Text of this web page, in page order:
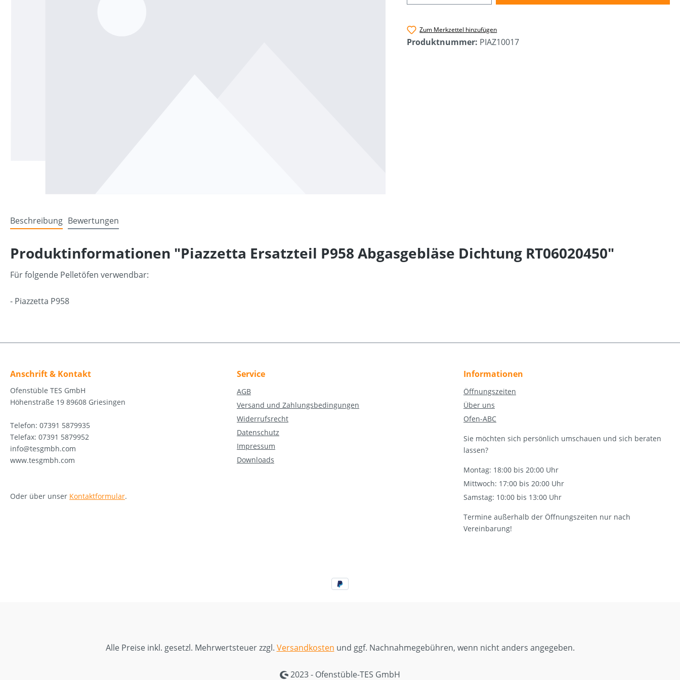
Zum Merkzettel hinzufügen
Produktnummer: PIAZ10017
Beschreibung Bewertungen
Produktinformationen "Piazzetta Ersatzteil P958 Abgasgebläse Dichtung RT06020450"
Für folgende Pelletöfen verwendbar:
- Piazzetta P958
Anschrift & Kontakt
Ofenstüble TES GmbH
Höhenstraße 19 89608 Griesingen
Telefon: 07391 5879935
Telefax: 07391 5879952
info@tesgmbh.com
www.tesgmbh.com
Oder über unser Kontaktformular.
Service
AGB
Versand und Zahlungsbedingungen
Widerrufsrecht
Datenschutz
Impressum
Downloads
Informationen
Öffnungszeiten
Über uns
Ofen-ABC
Sie möchten sich persönlich umschauen und sich beraten
lassen?
Montag: 18:00 bis 20:00 Uhr
Mittwoch: 17:00 bis 20:00 Uhr
Samstag: 10:00 bis 13:00 Uhr
Termine außerhalb der Öffnungszeiten nur nach
Vereinbarung!
Alle Preise inkl. gesetzl. Mehrwertsteuer zzgl. Versandkosten und ggf. Nachnahmegebühren, wenn nicht anders angegeben.
2023 - Ofenstüble-TES GmbH